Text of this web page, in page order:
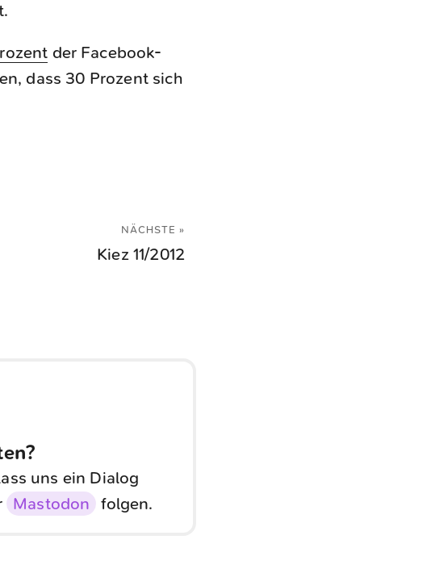
der Facebook-
dass 30 Prozent sich
NÄCHSTE »
Kiez 11/2012
uns ein Dialog
Mastodon folgen.